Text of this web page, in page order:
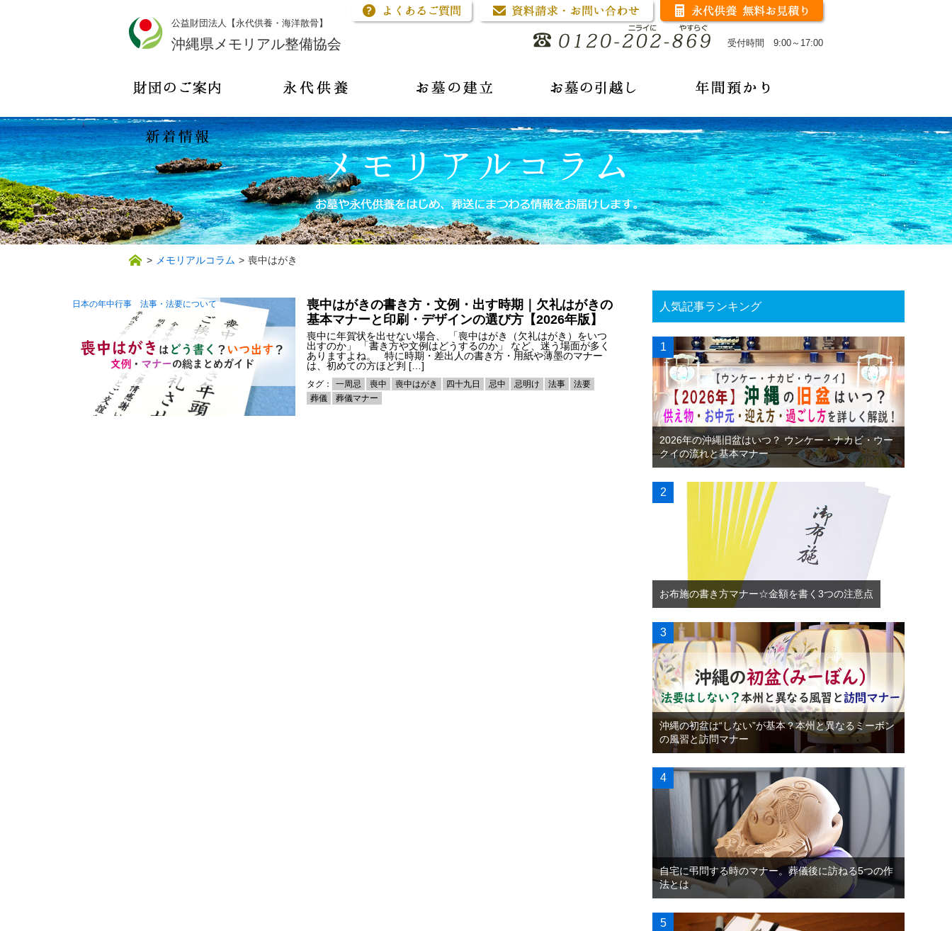
公益財団法人【永代供養・海洋散骨】
沖縄県メモリアル整備協会 受付時間 9:00～17:00
> メモリアルコラム > 喪中はがき
日本の年中行事 法事・法要について
喪中はがきの書き方・文例・出す時期｜欠礼はがきの
基本マナーと印刷・デザインの選び方【2026年版】
喪中に年賀状を出せない場合、 「喪中はがき（欠礼はがき）をいつ
出すのか」 「書き方や文例はどうするのか」 など、迷う場面が多く
ありますよね。 特に時期・差出人の書き方・用紙や薄墨のマナー
は、初めての方ほど判 […]
タグ： 一周忌 喪中 喪中はがき 四十九日 忌中 忌明け 法事
法要
葬儀
葬儀マナー
人気記事ランキング
2026年の沖縄旧盆はいつ？ ウンケー・ナカビ・ウー
クイの流れと基本マナー
お布施の書き方マナー☆金額を書く3つの注意点
沖縄の初盆は“しない”が基本？本州と異なるミーボン
の風習と訪問マナー
自宅に弔問する時のマナー。葬儀後に訪ねる5つの作
法とは